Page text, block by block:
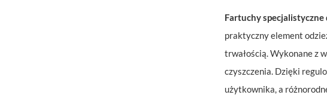
Fartuchy
praktyczny element
trwałością. Wykonane z
czyszczenia. Dzięki
użytkownika, a